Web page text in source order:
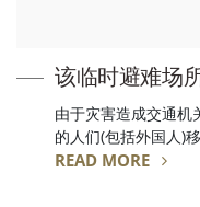
该临时避难场
由于灾害造成交通机
的人们(包括外国人)
READ MORE